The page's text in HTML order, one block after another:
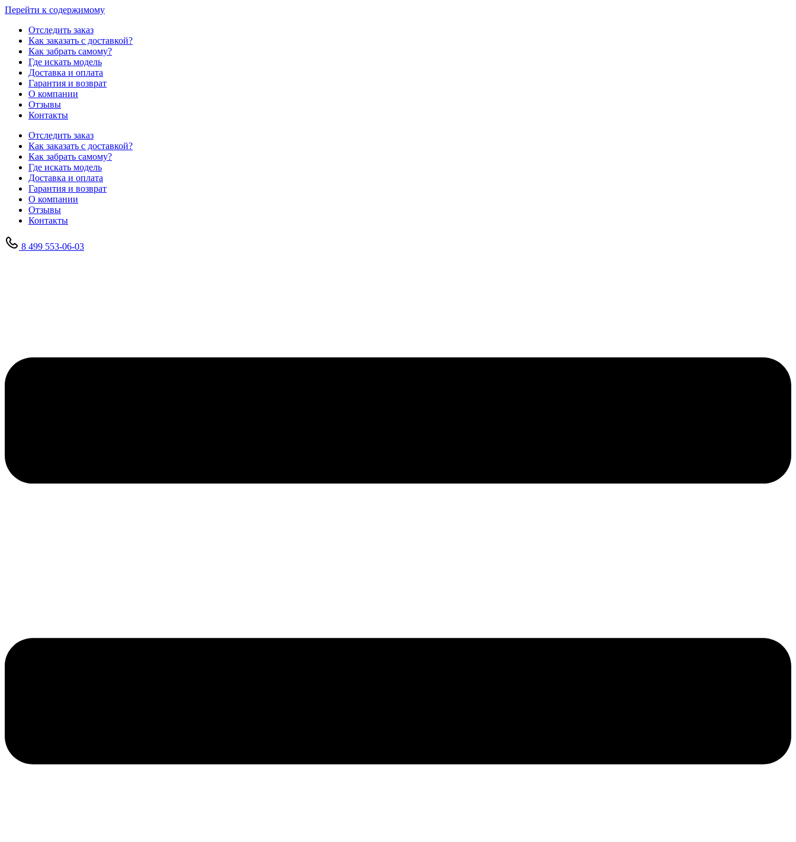
Перейти к содержимому
Отследить заказ
Как заказать с доставкой?
Как забрать самому?
Где искать модель
Доставка и оплата
Гарантия и возврат
О компании
Отзывы
Контакты
Отследить заказ
Как заказать с доставкой?
Как забрать самому?
Где искать модель
Доставка и оплата
Гарантия и возврат
О компании
Отзывы
Контакты
8 499 553-06-03